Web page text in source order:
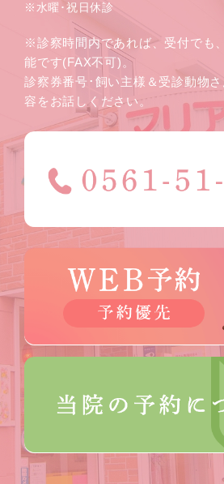
※水曜･祝日休診
※診察時間内であれば、受付でも
能です(FAX不可)。
診察券番号･飼い主様＆受診動物
容をお話しください。